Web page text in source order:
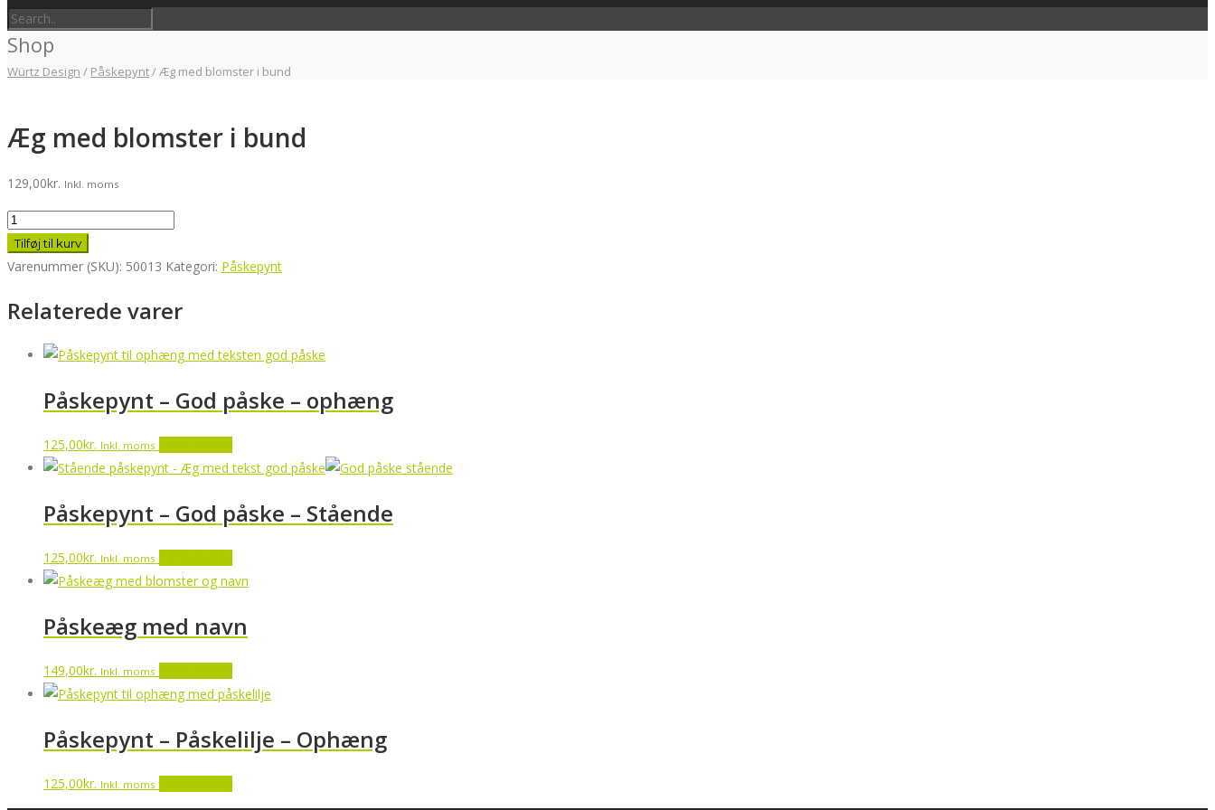
Shop
Würtz Design / Påskepynt/Æg med blomster i bund
Æg med blomster i bund
129,00kr. Inkl. moms
Æg
med
blomster
bund
Tilføj til kurv
Varenummer (SKU): 50013 Kategori: Påskepynt
Relaterede varer
Påskepynt – God påske – ophæng
125,00kr. Inkl. moms
Påskepynt – God påske – Stående
125,00kr. Inkl. moms
Påskeæg med navn
149,00kr. Inkl. moms
Påskepynt – Påskelilje – Ophæng
125,00kr. Inkl. moms